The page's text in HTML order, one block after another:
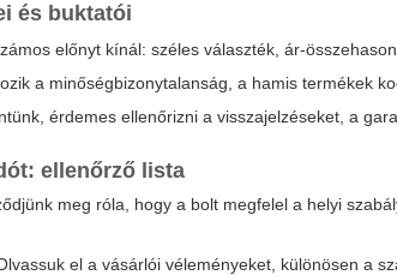
és buktatói
előnyt kínál: széles választék, ár-
a minőségbizonytalanság, a hamis termékek
érdemes ellenőrizni a visszajelzéseket, a
ellenőrző lista
meg róla, hogy a bolt megfelel a helyi
el a vásárlói véleményeket, különösen a